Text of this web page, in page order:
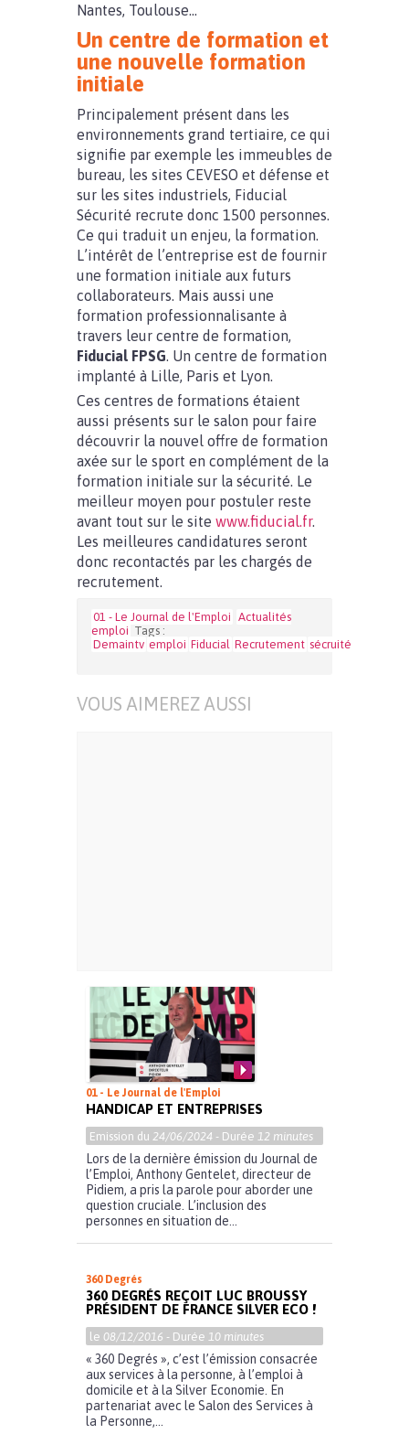
Nantes, Toulouse…
Un centre de formation et
une nouvelle formation
initiale
Principalement présent dans les
environnements grand tertiaire, ce qui
signifie par exemple les immeubles de
bureau, les sites CEVESO et défense et
sur les sites industriels, Fiducial
Sécurité recrute donc 1500 personnes.
Ce qui traduit un enjeu, la formation.
L’intérêt de l’entreprise est de fournir
une formation initiale aux futurs
collaborateurs. Mais aussi une
formation professionnalisante à
travers leur centre de formation,
Fiducial FPSG. Un centre de formation
implanté à Lille, Paris et Lyon.
Ces centres de formations étaient
aussi présents sur le salon pour faire
découvrir la nouvel offre de formation
axée sur le sport en complément de la
formation initiale sur la sécurité. Le
meilleur moyen pour postuler reste
avant tout sur le site www.fiducial.fr.
Les meilleures candidatures seront
donc recontactés par les chargés de
recrutement.
01 - Le Journal de l'Emploi Actualités
emploi Tags :
Demaintv emploi Fiducial Recrutement sécruité
VOUS AIMEREZ AUSSI
01 - Le Journal de l'Emploi
HANDICAP ET ENTREPRISES
Emission du 24/06/2024 - Durée 12 minutes
Lors de la dernière émission du Journal de
l’Emploi, Anthony Gentelet, directeur de
Pidiem, a pris la parole pour aborder une
question cruciale. L’inclusion des
personnes en situation de...
360 Degrés
360 DEGRÉS REÇOIT LUC BROUSSY
PRÉSIDENT DE FRANCE SILVER ECO !
le 08/12/2016 - Durée 10 minutes
« 360 Degrés », c’est l’émission consacrée
aux services à la personne, à l’emploi à
domicile et à la Silver Economie. En
partenariat avec le Salon des Services à
la Personne,...